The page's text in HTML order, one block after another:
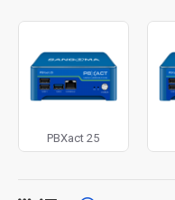
PBXact 25